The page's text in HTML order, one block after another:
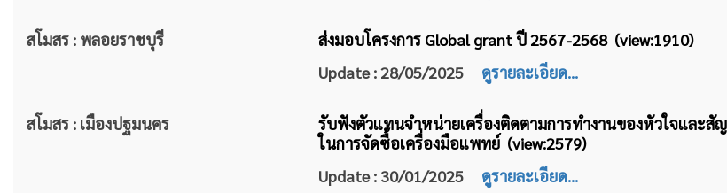
สโมสร : พลอยราชบุรี
ส่งมอบโครงการ Global grant ปี 2567-2568 (view:1910)
Update : 28/05/2025 ดูรายละเอียด...
สโมสร : เมืองปฐมนคร
รับฟังตัวแทนจำหน่ายเครื่องติดตามการทำงานของหัวใจและ
ในการจัดซื้อเครื่องมือแพทย์ (view:2579)
Update : 30/01/2025 ดูรายละเอียด...